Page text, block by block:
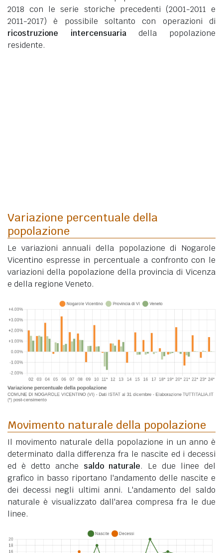
2018 con le serie storiche precedenti (2001-2011 e
2011-2017) è possibile soltanto con operazioni di
ricostruzione intercensuariadella popolazione
residente.
Variazione percentuale della
popolazione
Le variazioni annuali della popolazione di Nogarole
Vicentino espresse in percentuale a confronto con le
variazioni della popolazione della provincia di Vicenza
e della regione Veneto.
Movimento naturale della popolazione
Il movimento naturale della popolazione in un anno è
determinato dalla differenza fra le nascite ed i decessi
ed è detto anche saldo naturale. Le due linee del
grafico in basso riportano l'andamento delle nascite e
dei decessi negli ultimi anni. L'andamento del saldo
naturale è visualizzato dall'area compresa fra le due
linee.